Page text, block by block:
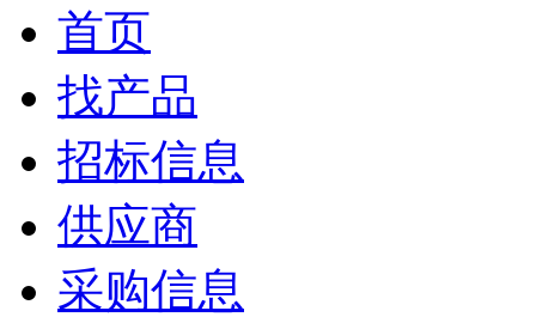
首页
找产品
招标信息
供应商
采购信息